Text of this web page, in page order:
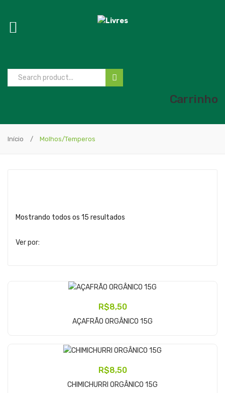
Carrinho
Início / Molhos/Temperos
Mostrando todos os 15 resultados
Ver por:
R$8,50
AÇAFRÃO ORGÂNICO 15G
R$8,50
CHIMICHURRI ORGÂNICO 15G